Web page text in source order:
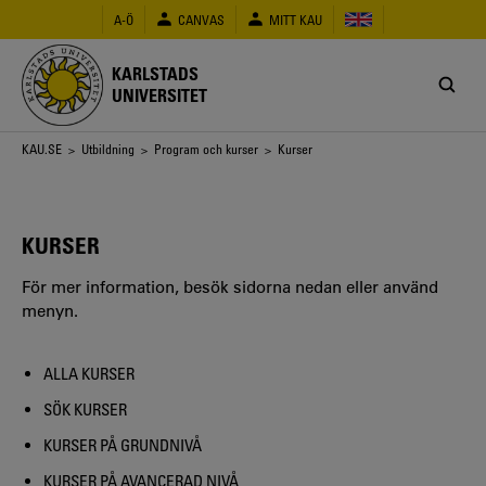
huvudinnehåll
A-Ö CANVAS MITT KAU
KARLSTADS
UNIVERSITET
Länkstig
KAU.SE > Utbildning > Program och kurser > Kurser
KURSER
För mer information, besök sidorna nedan eller använd
menyn.
ALLA KURSER
SÖK KURSER
KURSER PÅ GRUNDNIVÅ
KURSER PÅ AVANCERAD NIVÅ